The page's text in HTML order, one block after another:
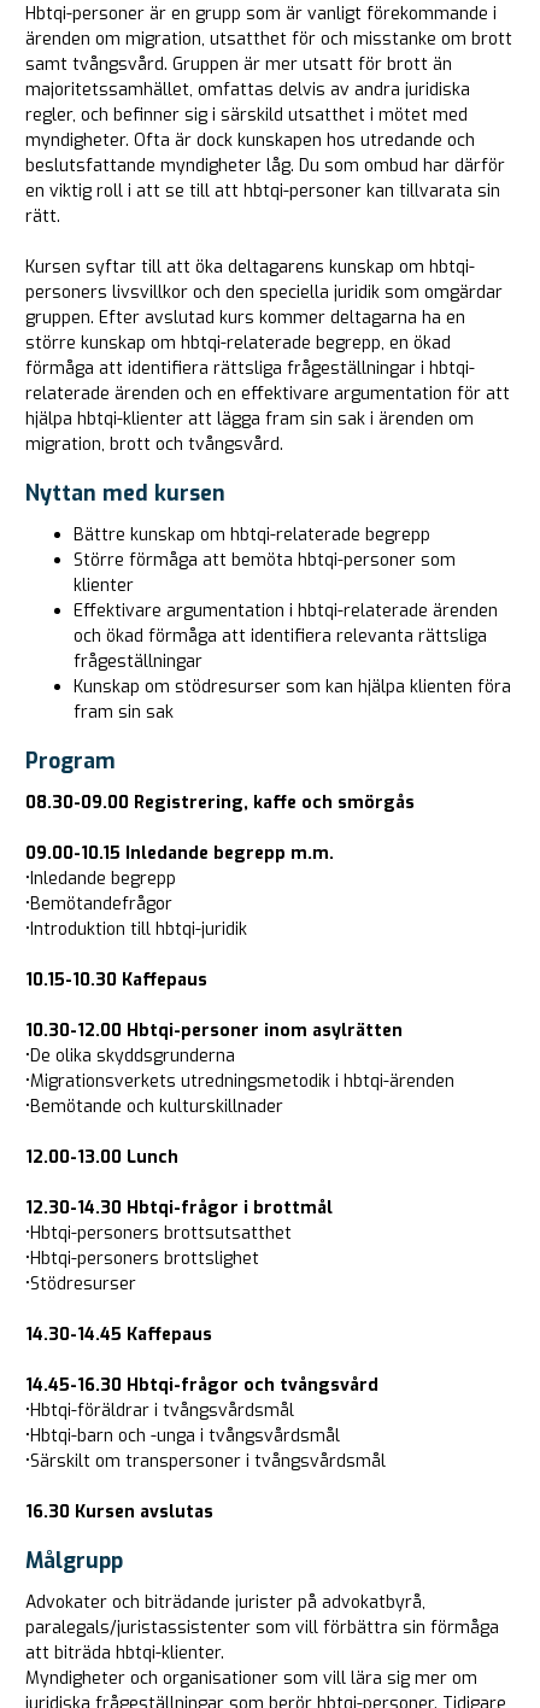
Hbtqi-personer är en grupp som är vanligt förekommande i
ärenden om migration, utsatthet för och misstanke om brott
samt tvångsvård. Gruppen är mer utsatt för brott än
majoritetssamhället, omfattas delvis av andra juridiska
regler, och befinner sig i särskild utsatthet i mötet med
myndigheter. Ofta är dock kunskapen hos utredande och
beslutsfattande myndigheter låg. Du som ombud har därför
en viktig roll i att se till att hbtqi-personer kan tillvarata sin
rätt.
Kursen syftar till att öka deltagarens kunskap om hbtqi-
personers livsvillkor och den speciella juridik som omgärdar
gruppen. Efter avslutad kurs kommer deltagarna ha en
större kunskap om hbtqi-relaterade begrepp, en ökad
förmåga att identifiera rättsliga frågeställningar i hbtqi-
relaterade ärenden och en effektivare argumentation för att
hjälpa hbtqi-klienter att lägga fram sin sak i ärenden om
migration, brott och tvångsvård.
Nyttan med kursen
Bättre kunskap om hbtqi-relaterade begrepp
Större förmåga att bemöta hbtqi-personer som
klienter
Effektivare argumentation i hbtqi-relaterade ärenden
och ökad förmåga att identifiera relevanta rättsliga
frågeställningar
Kunskap om stödresurser som kan hjälpa klienten föra
fram sin sak
Program
08.30-09.00 Registrering, kaffe och smörgås
09.00-10.15 Inledande begrepp m.m.
•Inledande begrepp
•Bemötandefrågor
•Introduktion till hbtqi-juridik
10.15-10.30 Kaffepaus
10.30-12.00 Hbtqi-personer inom asylrätten
•De olika skyddsgrunderna
•Migrationsverkets utredningsmetodik i hbtqi-ärenden
•Bemötande och kulturskillnader
12.00-13.00 Lunch
12.30-14.30 Hbtqi-frågor i brottmål
•Hbtqi-personers brottsutsatthet
•Hbtqi-personers brottslighet
•Stödresurser
14.30-14.45 Kaffepaus
14.45-16.30 Hbtqi-frågor och tvångsvård
•Hbtqi-föräldrar i tvångsvårdsmål
•Hbtqi-barn och -unga i tvångsvårdsmål
•Särskilt om transpersoner i tvångsvårdsmål
16.30 Kursen avslutas
Målgrupp
Advokater och biträdande jurister på advokatbyrå,
paralegals/juristassistenter som vill förbättra sin förmåga
att biträda hbtqi-klienter.
Myndigheter och organisationer som vill lära sig mer om